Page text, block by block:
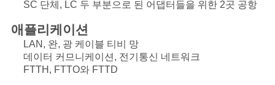
SC 단체, LC 두 부분으로 된 어댑터들을 위한 2곳 공항
애플리케이션
LAN, 완, 광 케이블 티비 망
데이터 커므니케이션, 전기통신 네트워크
FTTH, FTTO와 FTTD